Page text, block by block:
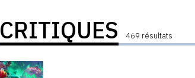
CRITIQUES 469 résultats